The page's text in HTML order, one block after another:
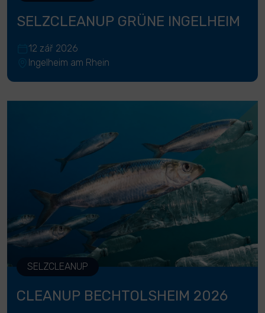
SELZCLEANUP GRÜNE INGELHEIM
12 zář 2026
Ingelheim am Rhein
SELZCLEANUP
CLEANUP BECHTOLSHEIM 2026